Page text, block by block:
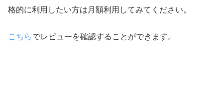
格的に利用したい方は月額利用してみてください。
こちら でレビューを確認することができます。